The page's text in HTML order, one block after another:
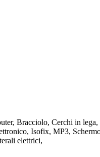
Bracciolo, Cerchi in
Isofix, MP3,
elettrici,